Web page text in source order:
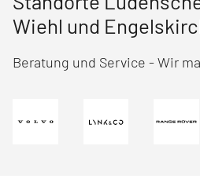
Wiehl und
Beratung und Service - Wir